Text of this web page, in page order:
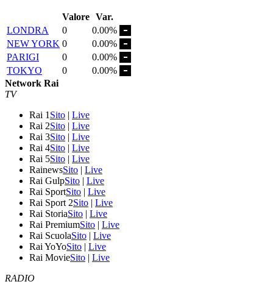
Valore Var.
LONDRA
0
0.00%
NEW YORK 0
0.00%
PARIGI
0
0.00%
TOKYO
0
0.00%
Network Rai
TV
Rai 1 Sito | Live
Rai 2Sito | Live
Rai 3Sito | Live
Rai 4Sito | Live
Rai 5Sito | Live
RainewsSito | Live
Rai GulpSito | Live
Rai SportSito | Live
Rai Sport 2Sito | Live
Rai StoriaSito | Live
Rai PremiumSito | Live
Rai ScuolaSito | Live
Rai YoYoSito | Live
Rai MovieSito | Live
RADIO